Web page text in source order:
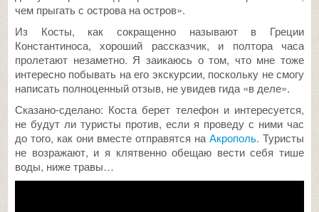
чем прыгать с острова на остров».
Из Косты, как сокращенно называют в Греции
Константиноса, хороший рассказчик, и полтора часа
пролетают незаметно. Я заикаюсь о том, что мне тоже
интересно побывать на его экскурсии, поскольку не смогу
написать полноценный отзыв, не увидев гида «в деле».
Сказано-сделано: Коста берет телефон и интересуется,
не будут ли туристы против, если я проведу с ними час
до того, как они вместе отправятся наАкрополь. Туристы
не возражают, и я клятвенно обещаю вести себя тише
воды, ниже травы…